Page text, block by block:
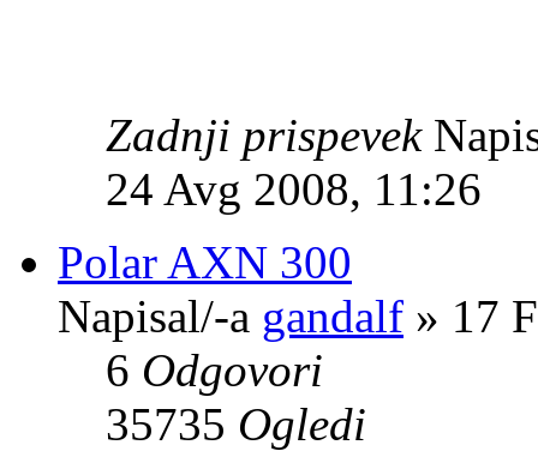
Zadnji prispevek
24 Avg 2008, 11:26
Polar AXN 300
Napisal/-a gandalf » 17
6 Odgovori
35735 Ogledi